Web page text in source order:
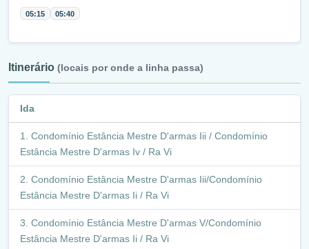
05:15 05:40
Itinerário (locais por onde a linha passa)
Ida
Condomínio Estância Mestre D'armas Iii / Condomínio
Estância Mestre D'armas Iv / Ra Vi
Condomínio Estância Mestre D'armas Iii/Condomínio
Estância Mestre D'armas Ii / Ra Vi
Condomínio Estância Mestre D'armas V/Condomínio
Estância Mestre D'armas Ii / Ra Vi